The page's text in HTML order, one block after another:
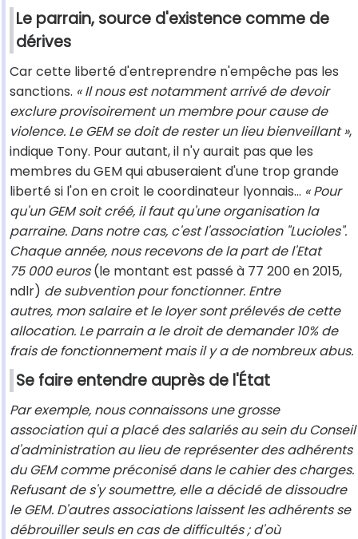
Le parrain, source d'existence comme de
dérives
Car cette liberté d'entreprendre n'empêche pas les
sanctions. « Il nous est notamment arrivé de devoir
exclure provisoirement un membre pour cause de
violence. Le GEM se doit de rester un lieu bienveillant »,
indique Tony. Pour autant, il n'y aurait pas que les
membres du GEM qui abuseraient d'une trop grande
liberté si l'on en croit le coordinateur lyonnais... « Pour
qu'un GEM soit créé, il faut qu'une organisation la
parraine. Dans notre cas, c'est l'association "Lucioles".
Chaque année, nous recevons de la part de l'Etat
75 000 euros(le montant est passé à 77 200 en 2015,
ndlr) de subvention pour fonctionner. Entre
autres, mon salaire et le loyer sont prélevés de cette
allocation. Le parrain a le droit de demander 10% de
frais de fonctionnement mais il y a de nombreux abus.
Se faire entendre auprès de l'État
Par exemple, nous connaissons une grosse
association qui a placé des salariés au sein du Conseil
d'administration au lieu de représenter des adhérents
du GEM comme préconisé dans le cahier des charges.
Refusant de s'y soumettre, elle a décidé de dissoudre
le GEM. D'autres associations laissent les adhérents se
débrouiller seuls en cas de difficultés ; d'où